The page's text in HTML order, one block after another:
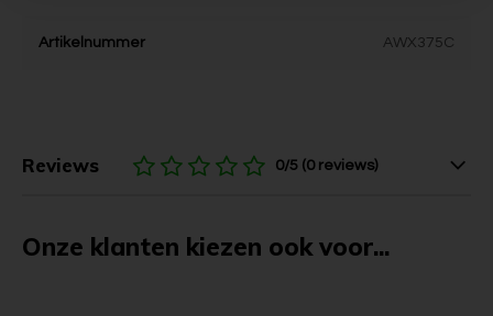
Artikelnummer AWX375C
Reviews 0/5 (0 reviews)
Onze klanten kiezen ook voor...